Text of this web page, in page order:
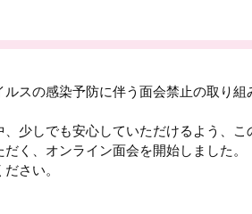
ルスの感染予防に伴う面会禁止の取り
、少しでも安心していただけるよう、
く、オンライン面会を開始しました。
さい。